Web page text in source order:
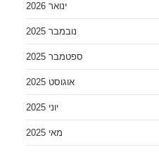
ינואר 2026
נובמבר 2025
ספטמבר 2025
אוגוסט 2025
יוני 2025
מאי 2025